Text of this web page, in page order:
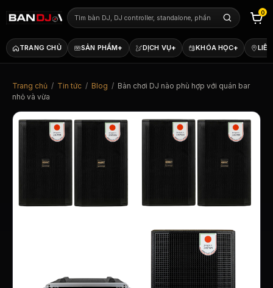
TRANG CHỦ SẢN PHẨM+ DỊCH VỤ+ KHÓA HỌC+
0
Trang chủ / Tin tức / Blog / Bàn chơi DJ nào phù hợp với quán bar
nhỏ và vừa